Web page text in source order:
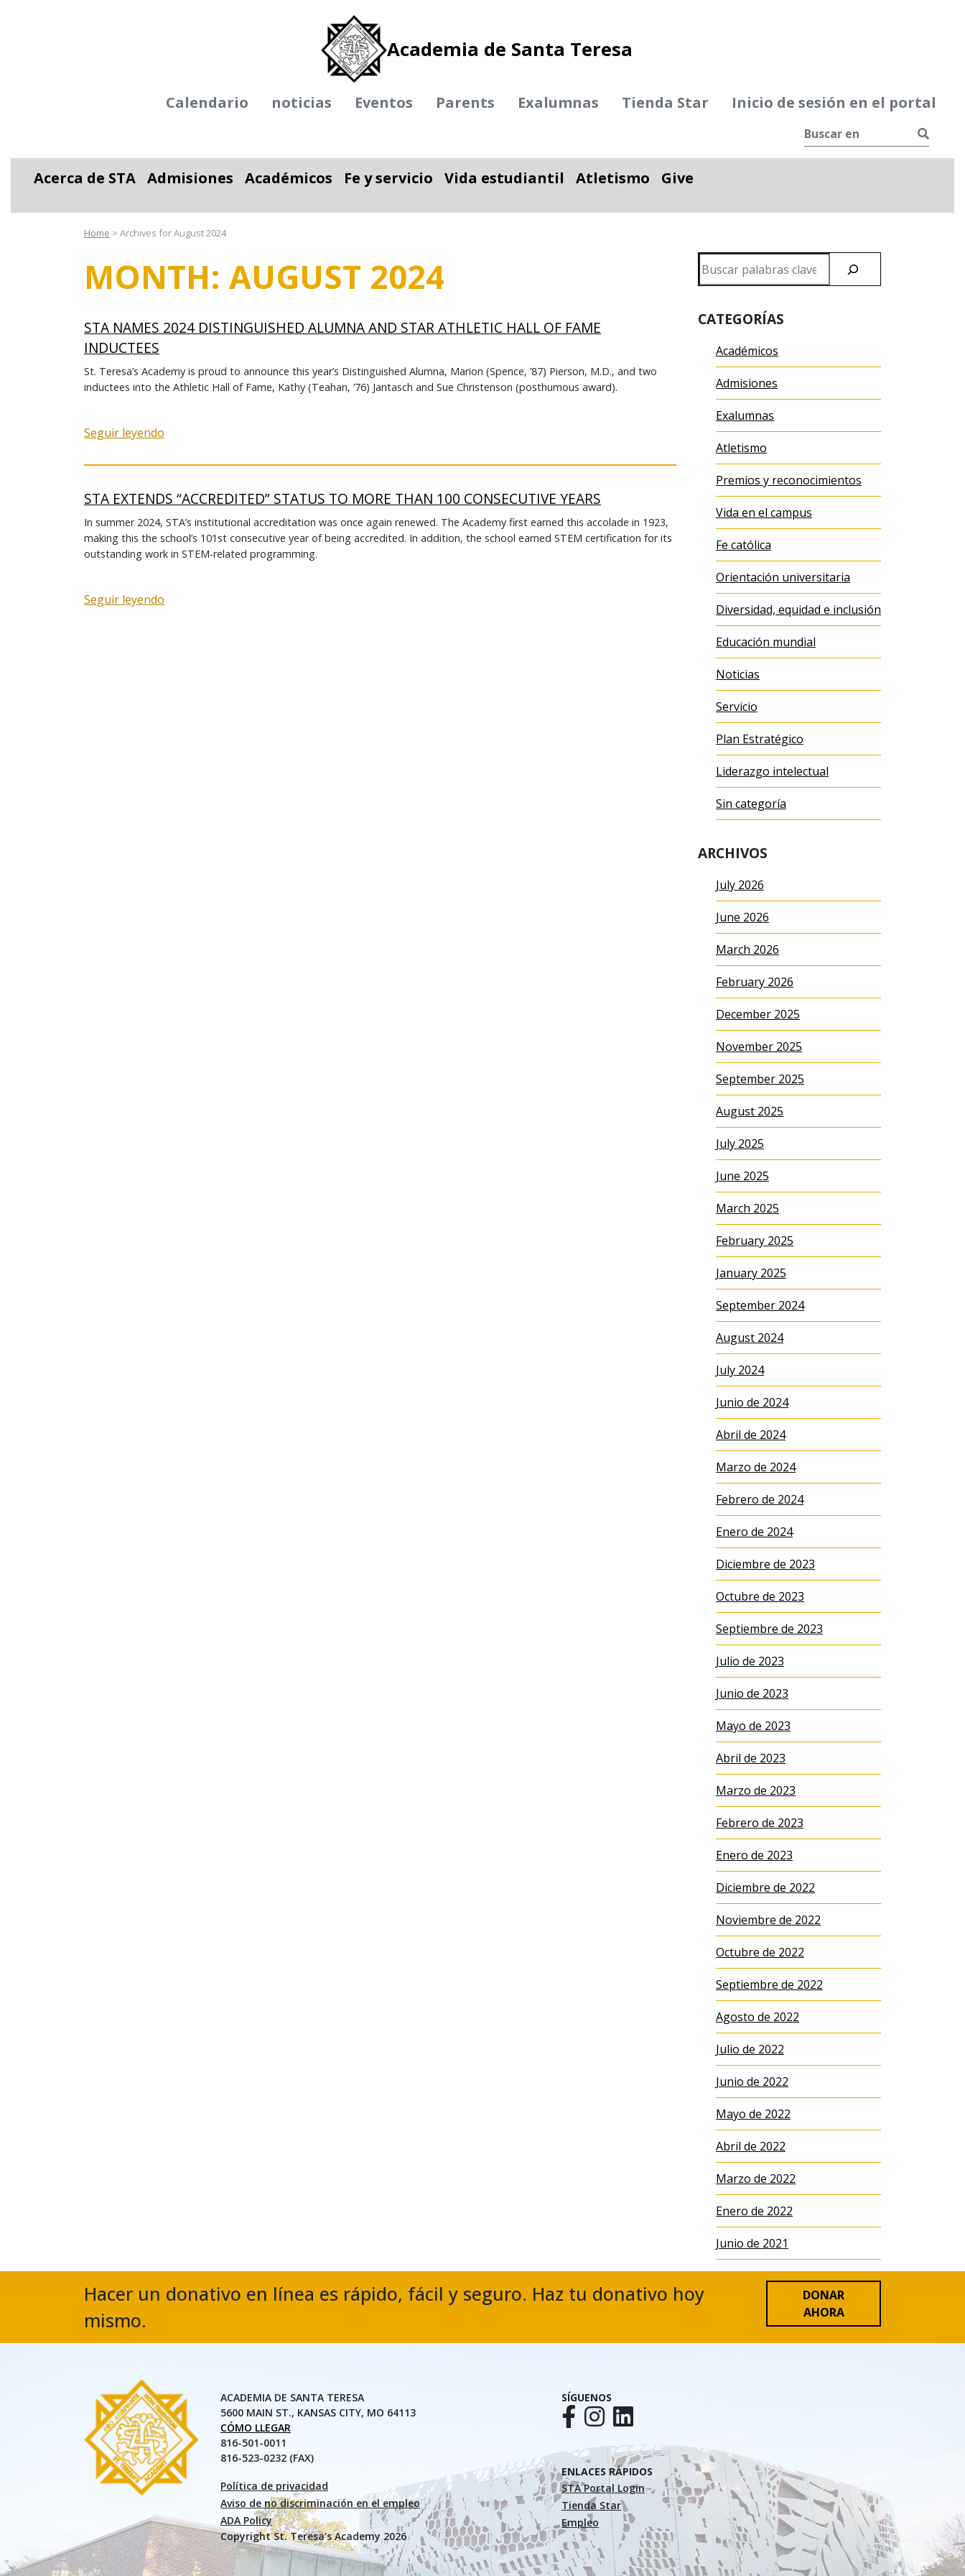
Academia de Santa Teresa
Calendario noticias Eventos Parents Exalumnas Tienda Star Inicio de sesión en el portal
Acerca de STA Admisiones
Académicos
Fe y servicio
Vida estudiantil
Atletismo
Give
Home > Archives for August 2024
MONTH: AUGUST 2024
STA NAMES 2024 DISTINGUISHED ALUMNA AND STAR ATHLETIC HALL OF FAME
INDUCTEES
St. Teresa’s Academy is proud to announce this year’s Distinguished Alumna, Marion (Spence, ’87) Pierson, M.D., and two
inductees into the Athletic Hall of Fame, Kathy (Teahan, ’76) Jantasch and Sue Christenson (posthumous award).
Seguir leyendo
STA EXTENDS “ACCREDITED” STATUS TO MORE THAN 100 CONSECUTIVE YEARS
In summer 2024, STA’s institutional accreditation was once again renewed. The Academy first earned this accolade in 1923,
making this the school’s 101st consecutive year of being accredited. In addition, the school earned STEM certification for its
outstanding work in STEM-related programming.
Seguir leyendo
en
CATEGORÍAS
Académicos
Admisiones
Exalumnas
Atletismo
Premios y reconocimientos
Vida en el campus
Fe católica
Orientación universitaria
Diversidad, equidad e inclusión
Educación mundial
Noticias
Servicio
Plan Estratégico
Liderazgo intelectual
Sin categoría
ARCHIVOS
July 2026
June 2026
March 2026
February 2026
December 2025
November 2025
September 2025
August 2025
July 2025
June 2025
March 2025
February 2025
January 2025
September 2024
August 2024
July 2024
Junio de 2024
Abril de 2024
Marzo de 2024
Febrero de 2024
Enero de 2024
Diciembre de 2023
Octubre de 2023
Septiembre de 2023
Julio de 2023
Junio de 2023
Mayo de 2023
Abril de 2023
Marzo de 2023
Febrero de 2023
Enero de 2023
Diciembre de 2022
Noviembre de 2022
Octubre de 2022
Septiembre de 2022
Agosto de 2022
Julio de 2022
Junio de 2022
Mayo de 2022
Abril de 2022
Marzo de 2022
Enero de 2022
Junio de 2021
Hacer un donativo en línea es rápido, fácil y seguro. Haz tu donativo hoy
mismo.
DONAR
AHORA
ACADEMIA DE SANTA TERESA
5600 MAIN ST., KANSAS CITY, MO 64113
CÓMO LLEGAR
816-501-0011
816-523-0232 (FAX)
Política de privacidad
Aviso de no discriminación en el empleo
ADA Policy
Copyright St. Teresa's Academy 2026
SÍGUENOS
ENLACES RÁPIDOS
STA Portal Login
Tienda Star
Empleo